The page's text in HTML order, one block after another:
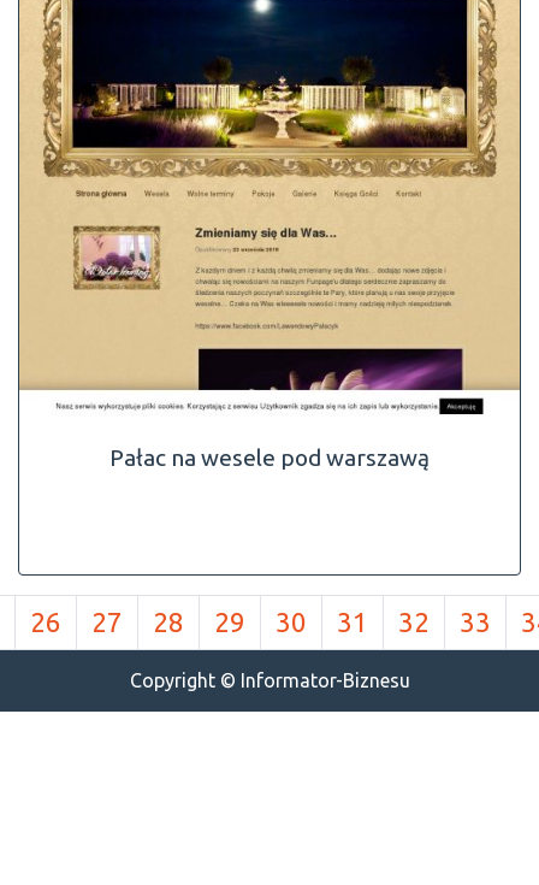
Pałac na wesele pod warszawą
26 27 28 29 30 31 32 33
Copyright © Informator-Biznesu